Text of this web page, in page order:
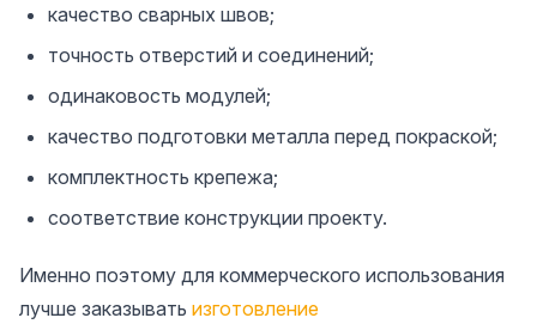
качество сварных швов;
точность отверстий и соединений;
одинаковость модулей;
качество подготовки металла перед покраской;
комплектность крепежа;
соответствие конструкции проекту.
Именно поэтому для коммерческого использования
лучше заказывать изготовление